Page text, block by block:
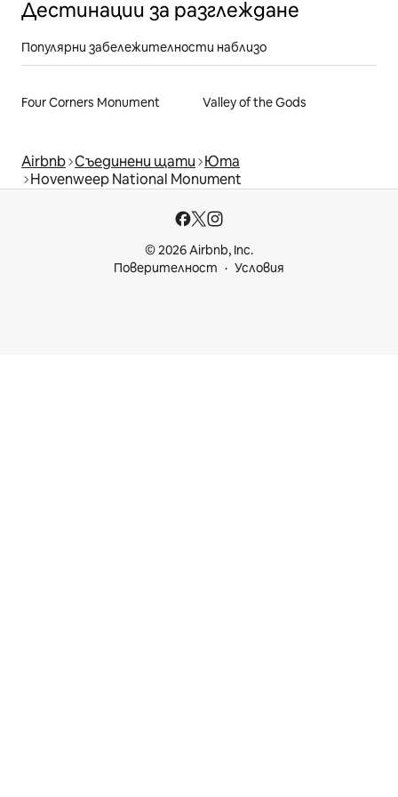
Дестинации за разглеждане
Популярни забележителности наблизо
Four Corners Monument Valley of the Gods
Airbnb Съединени щати Юта
Hovenweep National Monument
© 2026 Airbnb, Inc.
Поверителност
Условия